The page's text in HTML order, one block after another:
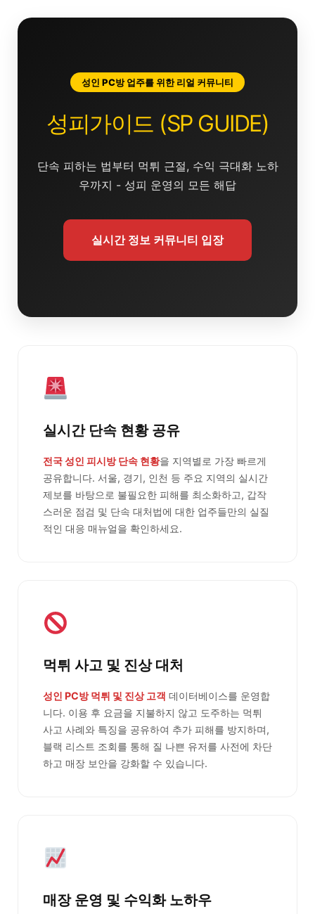
성인 PC방 업주를 위한 리얼 커뮤니티
성피가이드 (SP GUIDE)
단속 피하는 법부터 먹튀 근절, 수익 극대화 노하
우까지 - 성피 운영의 모든 해답
실시간 정보 커뮤니티 입장
실시간 단속 현황 공유
전국 성인 피시방 단속 현황을 지역별로 가장 빠르게
공유합니다. 서울, 경기, 인천 등 주요 지역의 실시간
제보를 바탕으로 불필요한 피해를 최소화하고, 갑작
스러운 점검 및 단속 대처법에 대한 업주들만의 실질
적인 대응 매뉴얼을 확인하세요.
먹튀 사고 및 진상 대처
성인 PC방 먹튀 및 진상 고객 데이터베이스를 운영합
니다. 이용 후 요금을 지불하지 않고 도주하는 먹튀
사고 사례와 특징을 공유하여 추가 피해를 방지하며,
블랙 리스트 조회를 통해 질 나쁜 유저를 사전에 차단
하고 매장 보안을 강화할 수 있습니다.
매장 운영 및 수익화 노하우